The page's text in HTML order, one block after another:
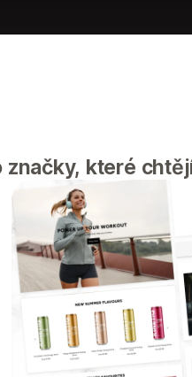
které